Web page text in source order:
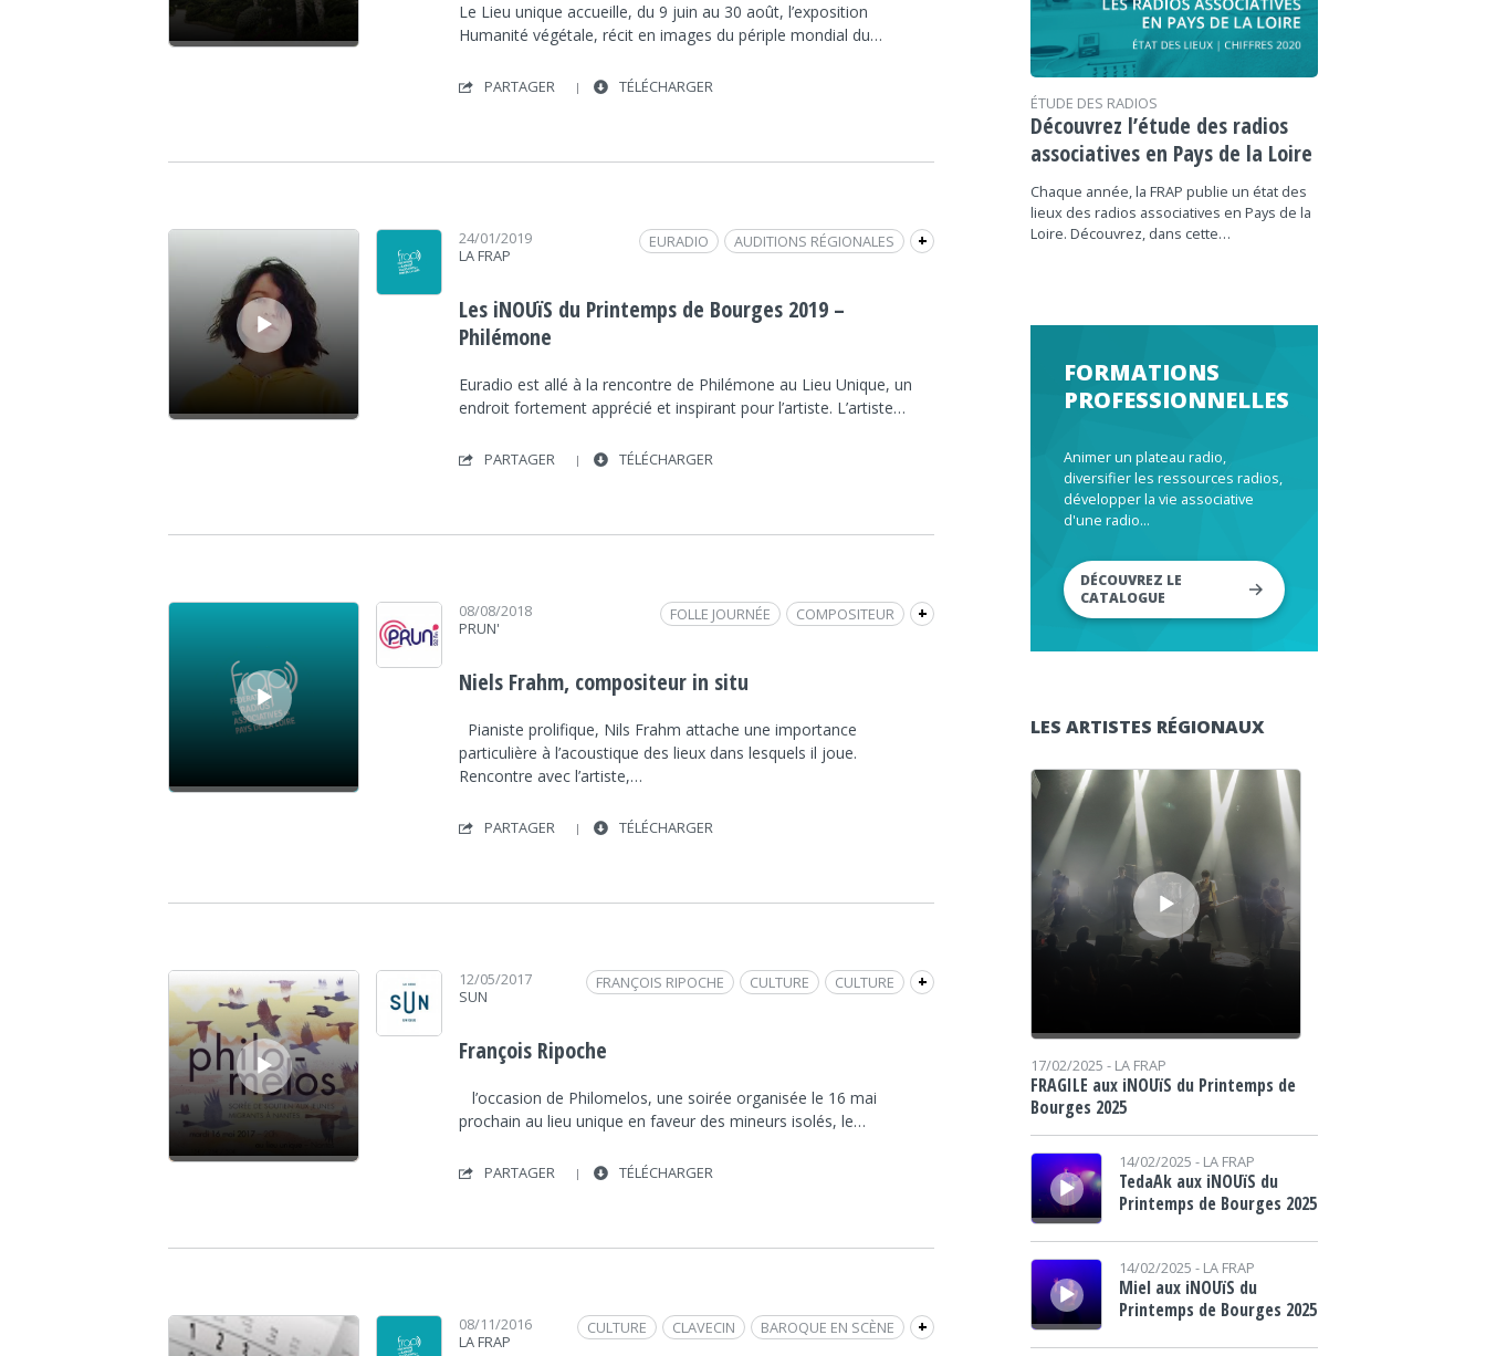
Le Lieu unique accueille, du 9 juin au 30 août, l’exposition
Humanité végétale, récit en images du périple mondial du…
PARTAGER TÉLÉCHARGER
Lecteur audio
24/01/2019
LA FRAP
+
AUDITIONS RÉGIONALES
EURADIO
INOUÏS PRINTEMPS DE BOURGES
LIEU UNIQUE
Les iNOUïS du Printemps de Bourges 2019 –
Philémone
Euradio est allé à la rencontre de Philémone au Lieu Unique, un
endroit fortement apprécié et inspirant pour l’artiste. L’artiste…
PARTAGER TÉLÉCHARGER
Lecteur audio
08/08/2018
PRUN'
+
COMPOSITEUR
FOLLE JOURNÉE
Niels Frahm, compositeur in situ
Pianiste prolifique, Nils Frahm attache une importance
particulière à l’acoustique des lieux dans lesquels il joue.
Rencontre avec l’artiste,…
PARTAGER TÉLÉCHARGER
Lecteur audio
12/05/2017
SUN
+
CULTURE
CULTURE
FRANÇOIS RIPOCHE
François Ripoche
l’occasion de Philomelos, une soirée organisée le 16 mai
prochain au lieu unique en faveur des mineurs isolés, le…
PARTAGER TÉLÉCHARGER
Lecteur audio
08/11/2016
LA FRAP
+
BAROQUE EN SCÈNE
CLAVECIN
CULTURE
ÉTUDE DES RADIOS
Découvrez l’étude des radios
associatives en Pays de la Loire
Chaque année, la FRAP publie un état des
lieux des radios associatives en Pays de la
Loire. Découvrez, dans cette…
FORMATIONS
PROFESSIONNELLES
Animer un plateau radio,
diversifier les ressources radios,
développer la vie associative
d'une radio...
DÉCOUVREZ LE
CATALOGUE
LES ARTISTES RÉGIONAUX
Lecteur audio
17/02/2025 - LA FRAP
FRAGILE aux iNOUïS du Printemps de
Bourges 2025
Lecteur audio
14/02/2025 - LA FRAP
TedaAk aux iNOUïS du
Printemps de Bourges 2025
Lecteur audio 14/02/2025 - LA FRAP
Miel aux iNOUïS du
Printemps de Bourges 2025